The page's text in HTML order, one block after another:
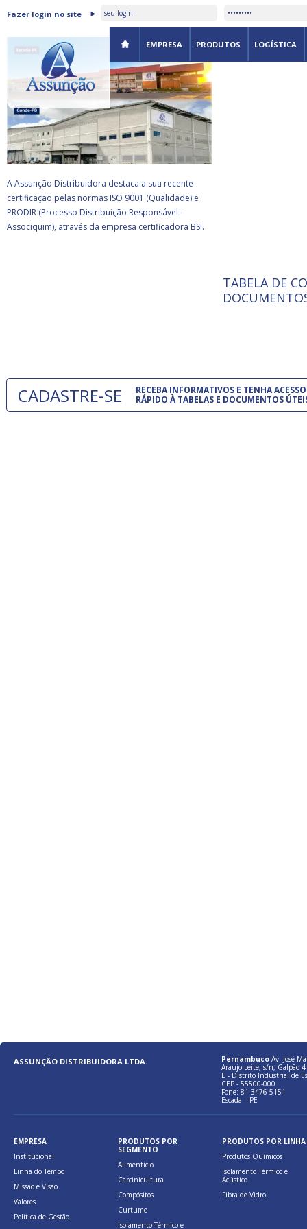
Fazer login no site
EMPRESA PRODUTOS LOGÍSTICA
ASSUNÇÃO DISTRIBUIDORA É
CERTIFICADA PELA BSI
A Assunção Distribuidora destaca a sua recente
certificação pelas normas ISO 9001 (Qualidade) e
PRODIR (Processo Distribuição Responsável –
Associquim), através da empresa certificadora BSI.
ISO 9001:
A
TABELA DE
CADASTRE-SE
RECEBA INFORMATIVOS E TENHA ACESSO
RÁPIDO À TABELAS E DOCUMENTOS
ASSUNÇÃO DISTRIBUIDORA LTDA. Pernambuco Av. José
Araujo Leite, s/n, Galpão 4
E - Distrito Industrial de
CEP - 55500-000
Fone: 81 3476-5151
Escada – PE
EMPRESA
Institucional
Linha do Tempo
Missão e Visão
Valores
Politica de Gestão
PRODUTOS POR
SEGMENTO
Alimentício
Carcinicultura
Compósitos
Curtume
Isolamento Térmico e
PRODUTOS POR LINHA
Produtos Químicos
Isolamento Térmico e
Acústico
Fibra de Vidro